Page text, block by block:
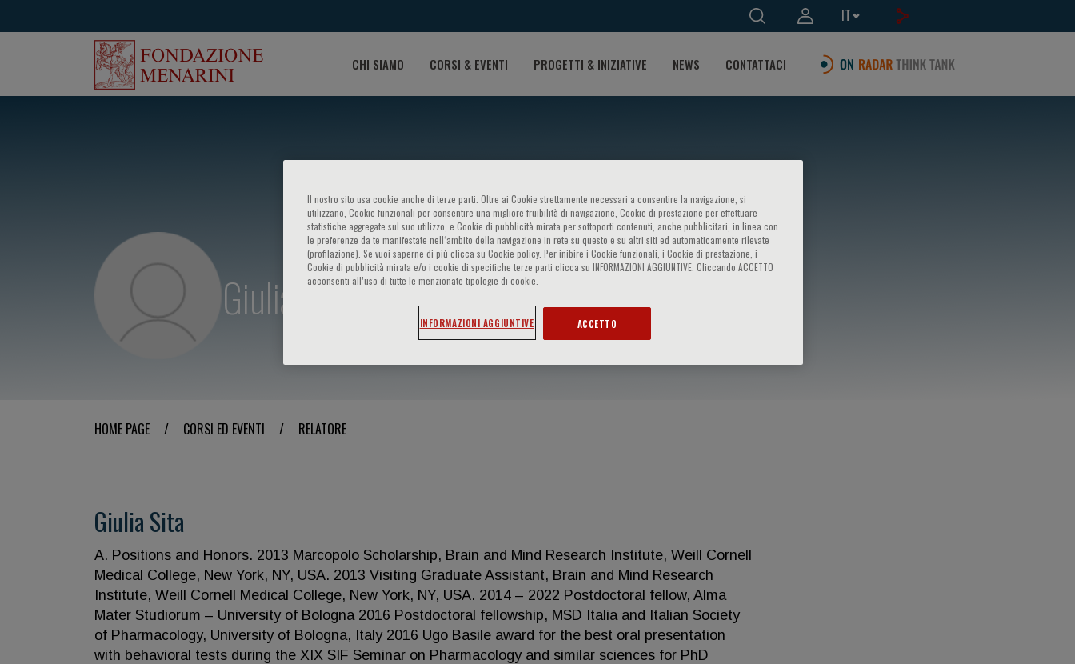
IT
CHI SIAMO CORSI & EVENTI PROGETTI & INIZIATIVE NEWS CONTATTACI
Giulia Sita
HOME PAGE / CORSI ED EVENTI / RELATORE
Giulia Sita
A. Positions and Honors. 2013 Marcopolo Scholarship, Brain and Mind Research Institute, Weill Cornell
Medical College, New York, NY, USA. 2013 Visiting Graduate Assistant, Brain and Mind Research
Institute, Weill Cornell Medical College, New York, NY, USA. 2014 – 2022 Postdoctoral fellow, Alma
Mater Studiorum – University of Bologna 2016 Postdoctoral fellowship, MSD Italia and Italian Society
of Pharmacology, University of Bologna, Italy 2016 Ugo Basile award for the best oral presentation
with behavioral tests during the XIX SIF Seminar on Pharmacology and similar sciences for PhD
Il nostro sito usa cookie anche di terze parti. Oltre ai Cookie strettamente necessari a consentire la navigazione, si
utilizzano, Cookie funzionali per consentire una migliore fruibilità di navigazione, Cookie di prestazione per effettuare
statistiche aggregate sul suo utilizzo, e Cookie di pubblicità mirata per sottoporti contenuti, anche pubblicitari, in linea con
le preferenze da te manifestate nell‘ambito della navigazione in rete su questo e su altri siti ed automaticamente rilevate
(profilazione). Se vuoi saperne di più clicca su Cookie policy. Per inibire i Cookie funzionali, i Cookie di prestazione, i
Cookie di pubblicità mirata e/o i cookie di specifiche terze parti clicca su INFORMAZIONI AGGIUNTIVE. Cliccando ACCETTO
acconsenti all’uso di tutte le menzionate tipologie di cookie.
INFORMAZIONI AGGIUNTIVE ACCETTO